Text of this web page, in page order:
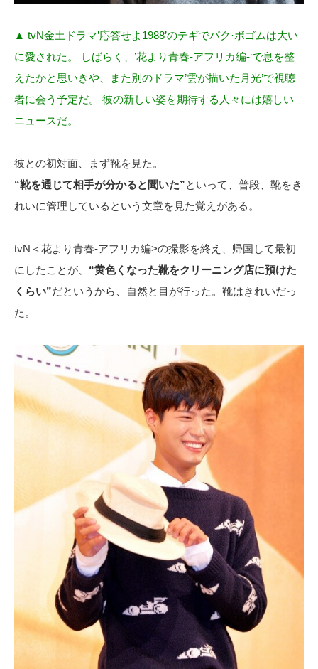
▲ tvN金土ドラマ’応答せよ1988’のテギでパク·ボゴムは大い
に愛された。 しばらく、’花より青春-アフリカ編-‘で息を整
えたかと思いきや、また別のドラマ’雲が描いた月光’で視聴
者に会う予定だ。 彼の新しい姿を期待する人々には嬉しい
ニュースだ。
彼との初対面、まず靴を見た。
“靴を通じて相手が分かると聞いた”といって、普段、靴をき
れいに管理しているという文章を見た覚えがある。
tvN＜花より青春-アフリカ編>の撮影を終え、帰国して最初
にしたことが、 “黄色くなった靴をクリーニング店に預けた
くらい”だというから、自然と目が行った。靴はきれいだっ
た。